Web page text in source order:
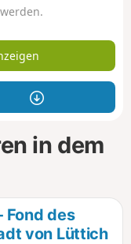
in dem
Fond des
von Lüttich